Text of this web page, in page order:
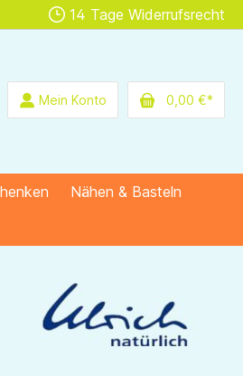
14 Tage Widerrufsrecht
Mein Konto 0,00 €*
Nähen & Basteln